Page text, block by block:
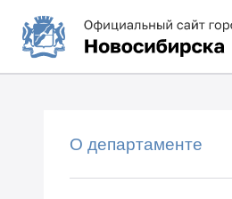
О департаменте